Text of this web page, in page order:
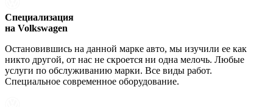
Специализация
на Volkswagen
Остановившись на данной марке авто, мы изучили ее как
никто другой, от нас не скроется ни одна мелочь. Любые
услуги по обслуживанию марки. Все виды работ.
Специальное современное оборудование.